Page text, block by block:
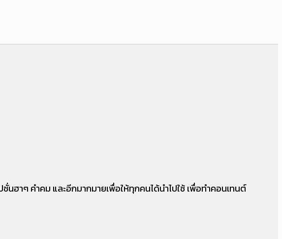
ฮาๆ คำคม และอีกมากมายเพื่อให้ทุกคนได้นำไปใช้ เพื่อทำคอนเทนต์